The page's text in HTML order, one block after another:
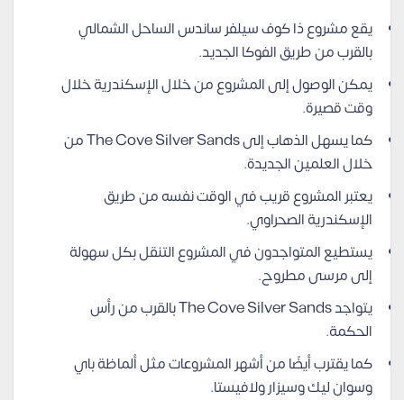
يقع مشروع ذا كوف سيلفر ساندس الساحل الشمالي
بالقرب من طريق الفوكا الجديد.
يمكن الوصول إلى المشروع من خلال الإسكندرية خلال
وقت قصيرة.
كما يسهل الذهاب إلى The Cove Silver Sands من
خلال العلمين الجديدة.
يعتبر المشروع قريب في الوقت نفسه من طريق
الإسكندرية الصحراوي.
يستطيع المتواجدون في المشروع التنقل بكل سهولة
إلى مرسى مطروح.
يتواجد The Cove Silver Sands بالقرب من رأس
الحكمة.
كما يقترب أيضًا من أشهر المشروعات مثل ألماظة باي
وسوان ليك وسيزار ولافيستا.